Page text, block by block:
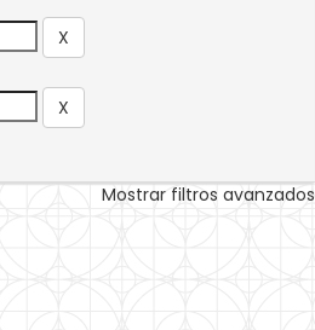
Mostrar filtros avanzados